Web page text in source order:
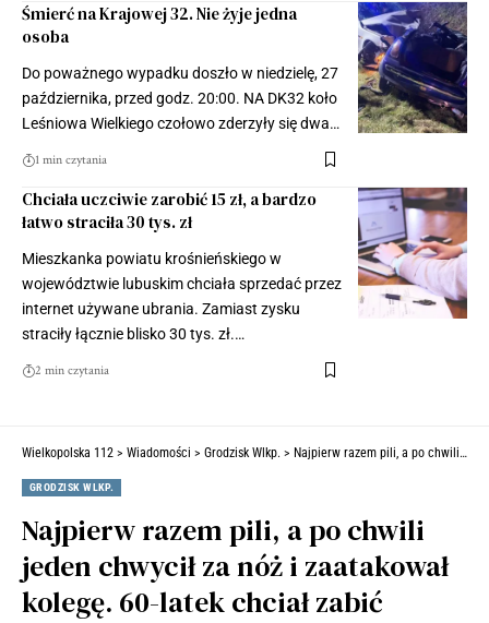
Śmierć na Krajowej 32. Nie żyje jedna
osoba
Do poważnego wypadku doszło w niedzielę, 27
października, przed godz. 20:00. NA DK32 koło
Leśniowa Wielkiego czołowo zderzyły się dwa…
1 min czytania
Chciała uczciwie zarobić 15 zł, a bardzo
łatwo straciła 30 tys. zł
Mieszkanka powiatu krośnieńskiego w
województwie lubuskim chciała sprzedać przez
internet używane ubrania. Zamiast zysku
straciły łącznie blisko 30 tys. zł.…
2 min czytania
Wielkopolska 112 > Wiadomości > Grodzisk Wlkp. > Najpierw razem pili, a po chwili jeden chwycił za nóż i zaatakował kolegę. 60-latek chciał zabić
GRODZISK WLKP.
Najpierw razem pili, a po chwili
jeden chwycił za nóż i zaatakował
kolegę. 60-latek chciał zabić